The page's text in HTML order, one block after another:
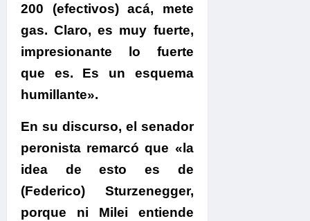
200 (efectivos) acá, mete
gas. Claro, es muy fuerte,
impresionante lo fuerte
que es. Es un esquema
humillante».
En su discurso, el senador
peronista remarcó que «la
idea de esto es de
(Federico) Sturzenegger,
porque ni Milei entiende